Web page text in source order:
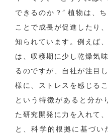
できるのか？” 植物は、
ことで成長が促進したり
知られています。例えば
は、収穫期に少し乾燥気
るのですが、自社が注目
様に、ストレスを感じる
という特徴があると分か
た研究開発に力を入れて
と、科学的根拠に基づ